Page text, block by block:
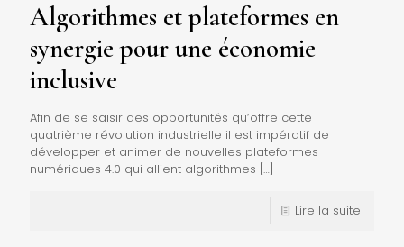
Algorithmes et plateformes en
synergie pour une économie
inclusive
Afin de se saisir des opportunités qu’offre cette
quatrième révolution industrielle il est impératif de
développer et animer de nouvelles plateformes
numériques 4.0 qui allient algorithmes […]
Lire la suite